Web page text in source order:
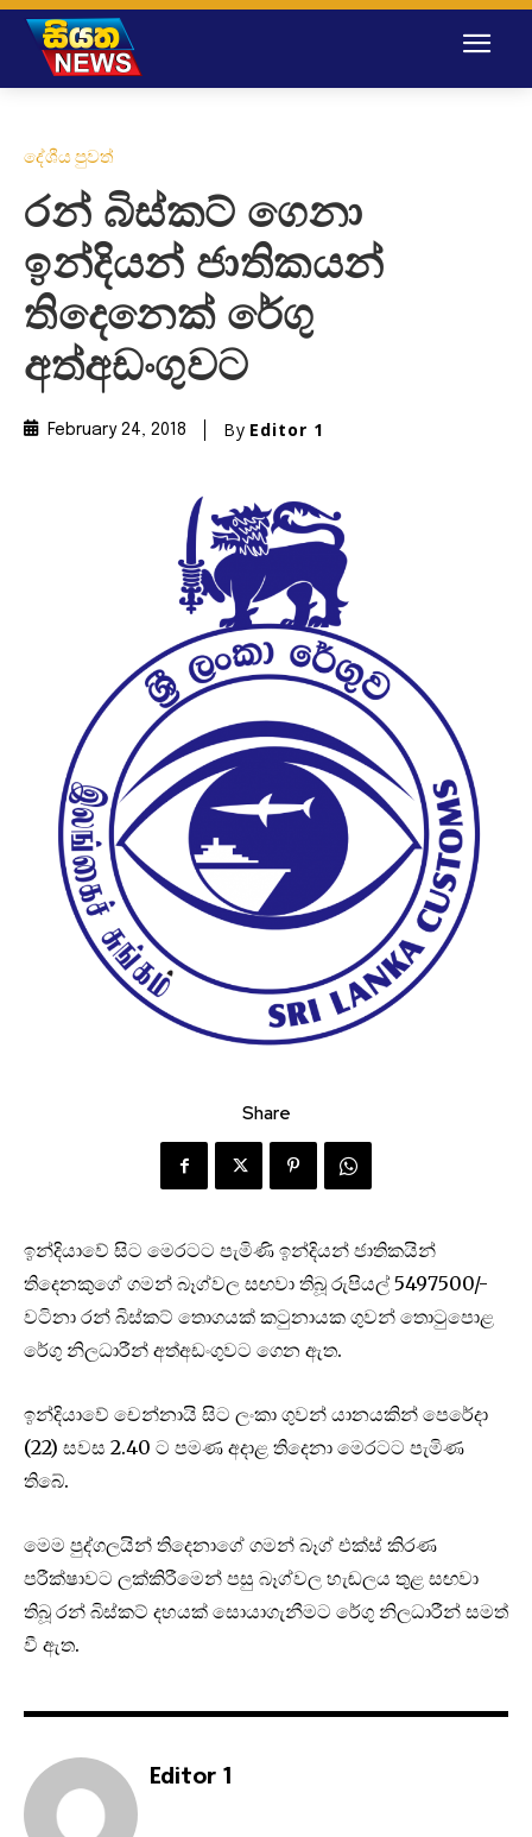
දේශීය පුවත්
රන් බිස්කට් ගෙනා
ඉන්දියන් ජාතිකයන්
තිදෙනෙක් රේගු
අත්අඩංගුවට
February 24, 2018 By Editor 1
Share
ඉන්දියාවේ සිට මෙරටට පැමිණි ඉන්දියන් ජාතිකයින්
තිදෙ‍නකුගේ ගමන් බෑග්වල සඟවා තිබූ රුපියල් 5497500/-
වටිනා රන් බිස්කට් තොගයක් කටුනායක ගුවන් තොටුපොළ
රේගු නිලධාරීන් අත්අඩංගුවට ගෙන ඇත.
ඉන්දියාවේ චෙන්නායි සිට ලංකා ගුවන් යානයකින් පෙරේදා
(22) සවස 2.40 ට පමණ අදාළ තිදෙනා මෙරටට පැමිණ
තිබේ.
මෙම පුද්ගලයින් තිදෙනාගේ ගමන් බෑග් එක්ස් කිරණ
පරීක්ෂාවට ලක්කිරීමෙන් පසු බෑග්වල හැඬලය තුළ සඟවා
තිබූ රන් බිස්කට් දහයක් සොයාගැනීමට රේගු නිලධාරීන් සමත්
වී ඇත.
Editor 1